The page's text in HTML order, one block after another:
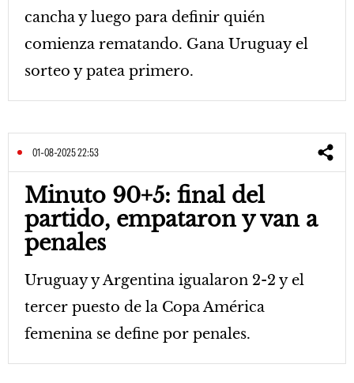
cancha y luego para definir quién
comienza rematando. Gana Uruguay el
sorteo y patea primero.
01-08-2025 22:53
Minuto 90+5: final del
partido, empataron y van a
penales
Uruguay y Argentina igualaron 2-2 y el
tercer puesto de la Copa América
femenina se define por penales.